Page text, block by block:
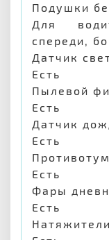
Подушки
Для
спереди,
Датчик
Есть
Пылевой
Есть
Датчик
Есть
Есть
Фары
Есть